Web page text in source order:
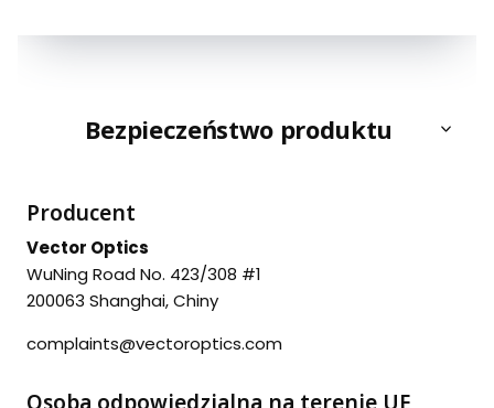
Bezpieczeństwo produktu
Producent
Vector Optics
WuNing Road No. 423/308 #1
200063 Shanghai, Chiny
complaints@vectoroptics.com